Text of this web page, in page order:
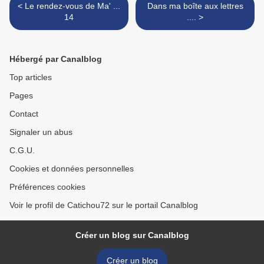
< Le rendez-vous de Ma' ...
14
Dans ma boîte aux lettres
.... >
Hébergé par Canalblog
Top articles
Pages
Contact
Signaler un abus
C.G.U.
Cookies et données personnelles
Préférences cookies
Voir le profil de Catichou72 sur le portail Canalblog
Créer un blog sur Canalblog
Créer un blog